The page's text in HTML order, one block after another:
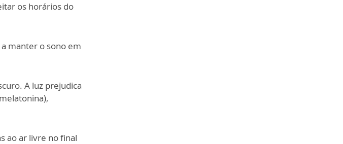
os horários do
manter o sono em
A luz prejudica
ao ar livre no final